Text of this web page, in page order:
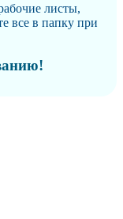
листы,
все в папку при